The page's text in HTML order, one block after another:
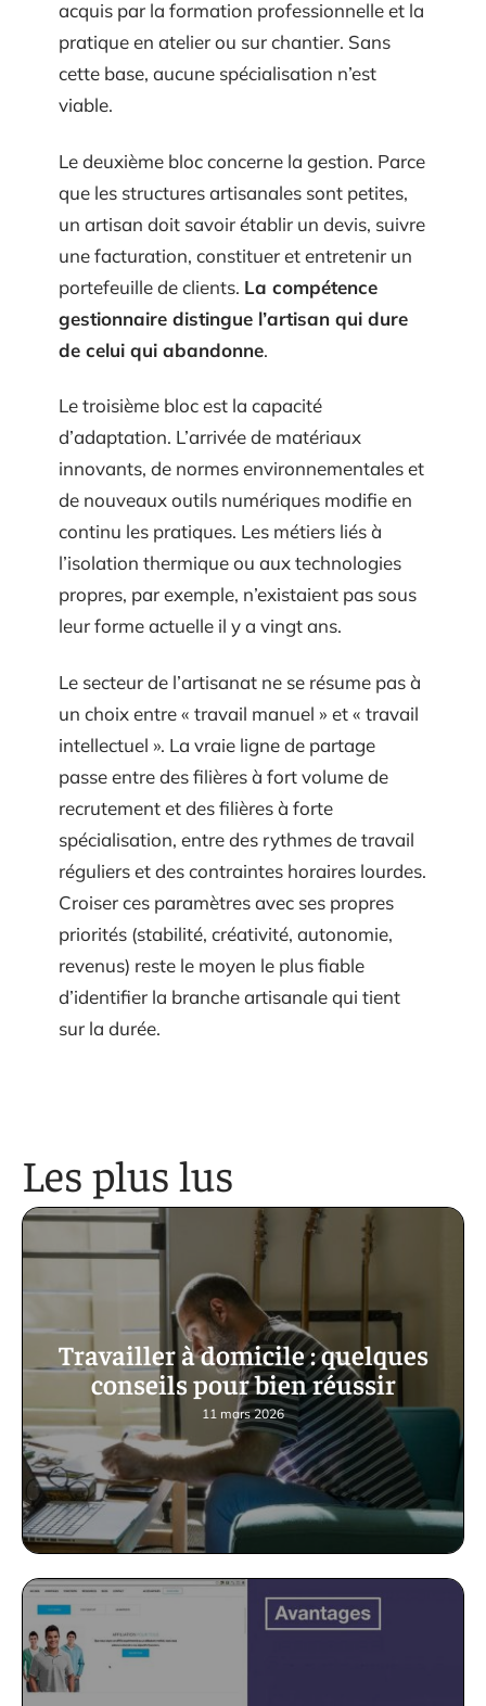
acquis par la formation professionnelle et la
pratique en atelier ou sur chantier. Sans
cette base, aucune spécialisation n’est
viable.
Le deuxième bloc concerne la gestion. Parce
que les structures artisanales sont petites,
un artisan doit savoir établir un devis, suivre
une facturation, constituer et entretenir un
portefeuille de clients. La compétence
gestionnaire distingue l’artisan qui dure
de celui qui abandonne.
Le troisième bloc est la capacité
d’adaptation. L’arrivée de matériaux
innovants, de normes environnementales et
de nouveaux outils numériques modifie en
continu les pratiques. Les métiers liés à
l’isolation thermique ou aux technologies
propres, par exemple, n’existaient pas sous
leur forme actuelle il y a vingt ans.
Le secteur de l’artisanat ne se résume pas à
un choix entre « travail manuel » et « travail
intellectuel ». La vraie ligne de partage
passe entre des filières à fort volume de
recrutement et des filières à forte
spécialisation, entre des rythmes de travail
réguliers et des contraintes horaires lourdes.
Croiser ces paramètres avec ses propres
priorités (stabilité, créativité, autonomie,
revenus) reste le moyen le plus fiable
d’identifier la branche artisanale qui tient
sur la durée.
Les plus lus
Travailler à domicile : quelques
conseils pour bien réussir
11 mars 2026